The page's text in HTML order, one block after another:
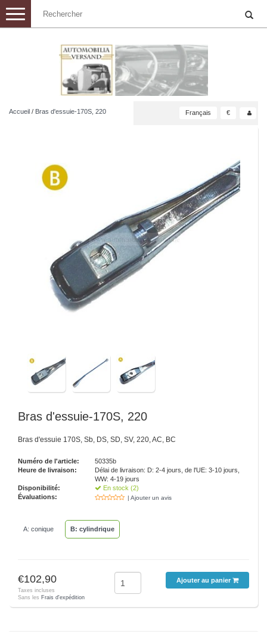
Toggle
navigation
Accueil / Bras d'essuie-170S, 220 Français €
Bras d'essuie-170S, 220
Bras d'essuie 170S, Sb, DS, SD, SV, 220, AC, BC
Numéro de l'article:
50335b
Heure de livraison:
Délai de livraison: D: 2-4 jours, de l'UE: 3-10 jours,
WW: 4-19 jours
Disponibilité:
En stock (2)
Évaluations:
| Ajouter un avis
A: conique B: cylindrique
€102,90
Taxes incluses
Sans les Frais d'expédition
Ajouter au panier